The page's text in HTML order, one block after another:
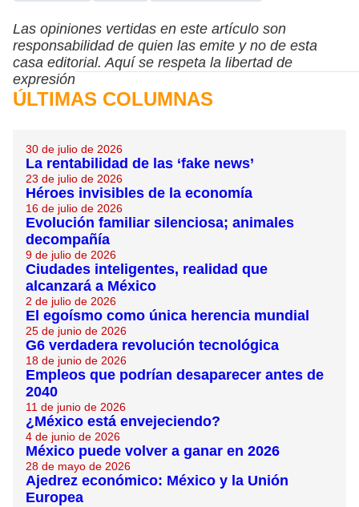
Las opiniones vertidas en este artículo son
responsabilidad de quien las emite y no de esta
casa editorial. Aquí se respeta la libertad de
expresión
ÚLTIMAS COLUMNAS
30 de julio de 2026
La rentabilidad de las ‘fake news’
23 de julio de 2026
Héroes invisibles de la economía
16 de julio de 2026
Evolución familiar silenciosa; animales
decompañía
9 de julio de 2026
Ciudades inteligentes, realidad que
alcanzará a México
2 de julio de 2026
El egoísmo como única herencia mundial
25 de junio de 2026
G6 verdadera revolución tecnológica
18 de junio de 2026
Empleos que podrían desaparecer antes de
2040
11 de junio de 2026
¿México está envejeciendo?
4 de junio de 2026
México puede volver a ganar en 2026
28 de mayo de 2026
Ajedrez económico: México y la Unión
Europea